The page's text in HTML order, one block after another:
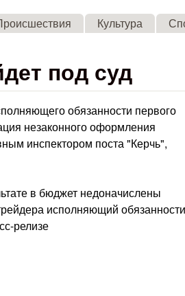
content
Культура
под суд
обязанности первого
незаконного оформления
инспектором поста "Керчь",
в бюджет недоначислены
исполняющий обязанности
релизе